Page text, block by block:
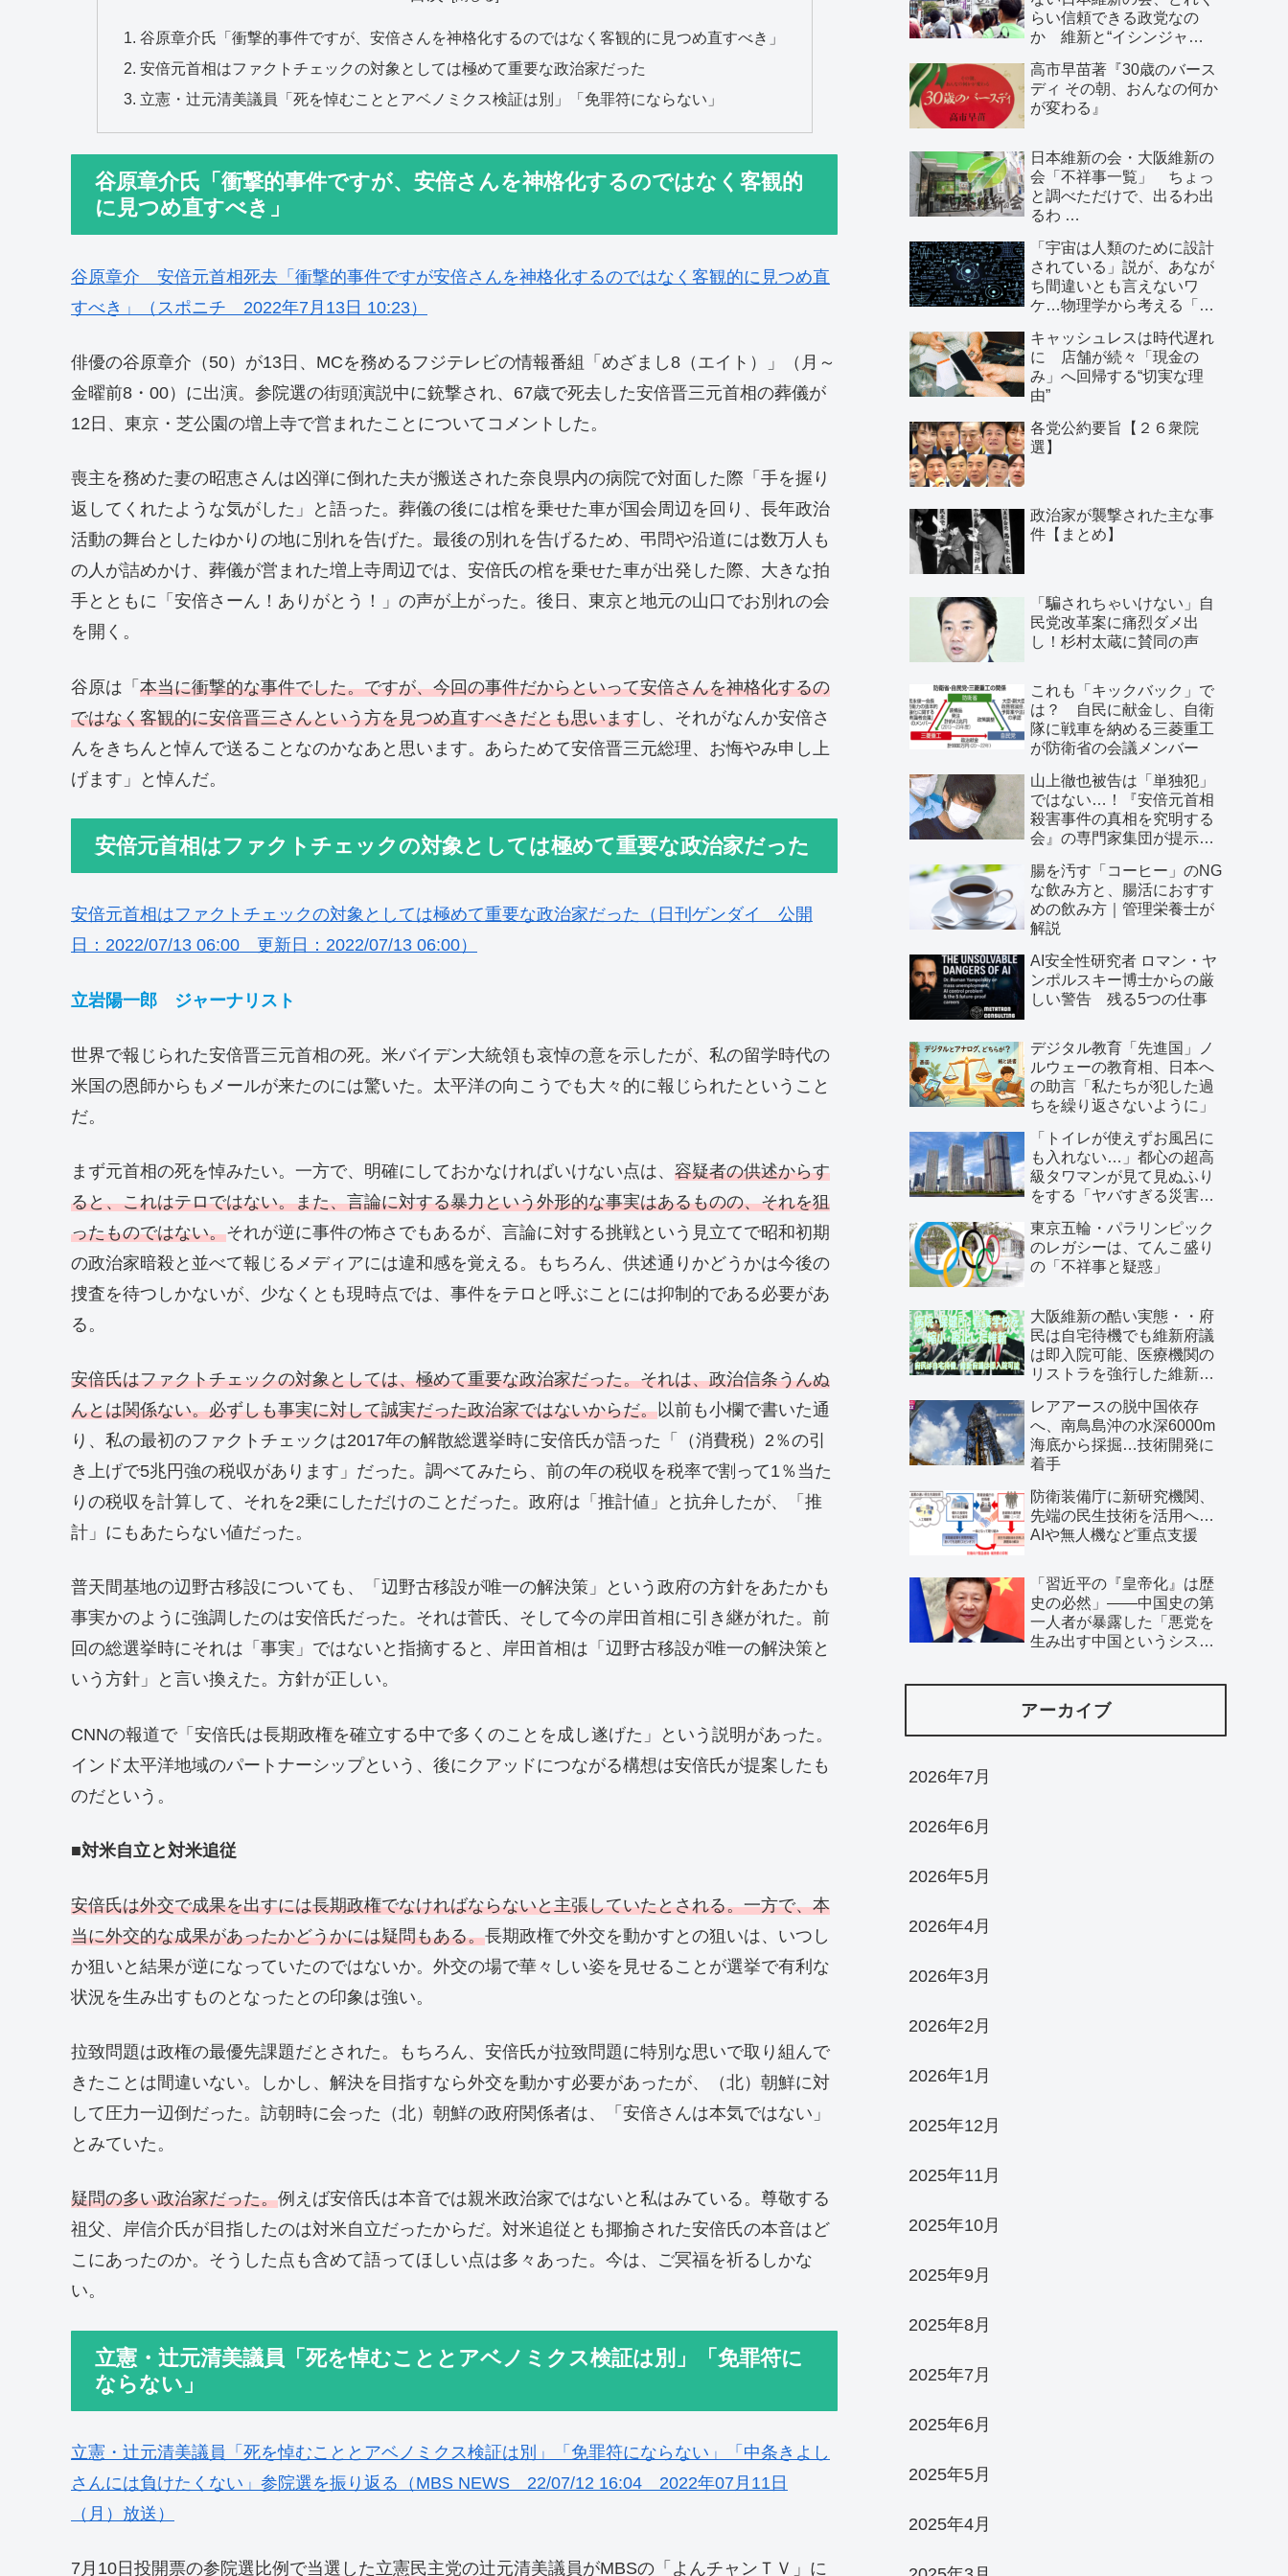
谷原章介氏「衝撃的事件ですが、安倍さんを神格化するのではなく客観的に見つめ直すべき」
安倍元首相はファクトチェックの対象としては極めて重要な政治家だった
立憲・辻元清美議員「死を悼むこととアベノミクス検証は別」「免罪符にならない」
谷原章介氏「衝撃的事件ですが、安倍さんを神格化するのではなく客観的
に見つめ直すべき」
谷原章介 安倍元首相死去「衝撃的事件ですが安倍さんを神格化するのではなく客観的に見つめ直
すべき」（スポニチ 2022年7月13日 10:23）
俳優の谷原章介（50）が13日、MCを務めるフジテレビの情報番組「めざまし8（エイト）」（月～
金曜前8・00）に出演。参院選の街頭演説中に銃撃され、67歳で死去した安倍晋三元首相の葬儀が
12日、東京・芝公園の増上寺で営まれたことについてコメントした。
喪主を務めた妻の昭恵さんは凶弾に倒れた夫が搬送された奈良県内の病院で対面した際「手を握り
返してくれたような気がした」と語った。葬儀の後には棺を乗せた車が国会周辺を回り、長年政治
活動の舞台としたゆかりの地に別れを告げた。最後の別れを告げるため、弔問や沿道には数万人も
の人が詰めかけ、葬儀が営まれた増上寺周辺では、安倍氏の棺を乗せた車が出発した際、大きな拍
手とともに「安倍さーん！ありがとう！」の声が上がった。後日、東京と地元の山口でお別れの会
を開く。
谷原は「 本当に衝撃的な事件でした。ですが、今回の事件だからといって安倍さんを神格化するの
ではなく客観的に安倍晋三さんという方を見つめ直すべきだとも思います し、それがなんか安倍さ
んをきちんと悼んで送ることなのかなあと思います。あらためて安倍晋三元総理、お悔やみ申し上
げます」と悼んだ。
安倍元首相はファクトチェックの対象としては極めて重要な政治家だった
安倍元首相はファクトチェックの対象としては極めて重要な政治家だった（日刊ゲンダイ 公開
日：2022/07/13 06:00 更新日：2022/07/13 06:00）
立岩陽一郎 ジャーナリスト
世界で報じられた安倍晋三元首相の死。米バイデン大統領も哀悼の意を示したが、私の留学時代の
米国の恩師からもメールが来たのには驚いた。太平洋の向こうでも大々的に報じられたということ
だ。
まず元首相の死を悼みたい。一方で、明確にしておかなければいけない点は、 容疑者の供述からす
ると、これはテロではない。また、言論に対する暴力という外形的な事実はあるものの、それを狙
ったものではない。それが逆に事件の怖さでもあるが、言論に対する挑戦という見立てで昭和初期
の政治家暗殺と並べて報じるメディアには違和感を覚える。もちろん、供述通りかどうかは今後の
捜査を待つしかないが、少なくとも現時点では、事件をテロと呼ぶことには抑制的である必要があ
る。
安倍氏はファクトチェックの対象としては、極めて重要な政治家だった。それは、政治信条うんぬ
んとは関係ない。必ずしも事実に対して誠実だった政治家ではないからだ。以前も小欄で書いた通
り、私の最初のファクトチェックは2017年の解散総選挙時に安倍氏が語った「（消費税）2％の引
き上げで5兆円強の税収があります」だった。調べてみたら、前の年の税収を税率で割って1％当た
りの税収を計算して、それを2乗にしただけのことだった。政府は「推計値」と抗弁したが、「推
計」にもあたらない値だった。
普天間基地の辺野古移設についても、「辺野古移設が唯一の解決策」という政府の方針をあたかも
事実かのように強調したのは安倍氏だった。それは菅氏、そして今の岸田首相に引き継がれた。前
回の総選挙時にそれは「事実」ではないと指摘すると、岸田首相は「辺野古移設が唯一の解決策と
いう方針」と言い換えた。方針が正しい。
CNNの報道で「安倍氏は長期政権を確立する中で多くのことを成し遂げた」という説明があった。
インド太平洋地域のパートナーシップという、後にクアッドにつながる構想は安倍氏が提案したも
のだという。
■対米自立と対米追従
安倍氏は外交で成果を出すには長期政権でなければならないと主張していたとされる。一方で、本
当に外交的な成果があったかどうかには疑問もある。長期政権で外交を動かすとの狙いは、いつし
か狙いと結果が逆になっていたのではないか。外交の場で華々しい姿を見せることが選挙で有利な
状況を生み出すものとなったとの印象は強い。
拉致問題は政権の最優先課題だとされた。もちろん、安倍氏が拉致問題に特別な思いで取り組んで
きたことは間違いない。しかし、解決を目指すなら外交を動かす必要があったが、（北）朝鮮に対
して圧力一辺倒だった。訪朝時に会った（北）朝鮮の政府関係者は、「安倍さんは本気ではない」
とみていた。
疑問の多い政治家だった。例えば安倍氏は本音では親米政治家ではないと私はみている。尊敬する
祖父、岸信介氏が目指したのは対米自立だったからだ。対米追従とも揶揄された安倍氏の本音はど
こにあったのか。そうした点も含めて語ってほしい点は多々あった。今は、ご冥福を祈るしかな
い。
立憲・辻元清美議員「死を悼むこととアベノミクス検証は別」「免罪符に
ならない」
立憲・辻元清美議員「死を悼むこととアベノミクス検証は別」「免罪符にならない」「中条きよし
さんには負けたくない」参院選を振り返る（MBS NEWS 22/07/12 16:04 2022年07月11日
（月）放送）
7月10日投開票の参院選比例で当選した立憲民主党の辻元清美議員がMBSの「よんチャンＴＶ」に
らい信頼できる政党なの
か 維新と“イシンジャ
る、大阪で起きていること
高市早苗著『30歳のバース
ディ その朝、おんなの何か
が変わる』
日本維新の会・大阪維新の
会「不祥事一覧」 ちょっ
と調べただけで、出るわ出
るわ …
「宇宙は人類のために設計
されている」説が、あなが
ち間違いとも言えないワ
ケ…物理学から考える「こ
キャッシュレスは時代遅れ
に 店舗が続々「現金の
み」へ回帰する“切実な理
由”
各党公約要旨【２６衆院
選】
政治家が襲撃された主な事
件【まとめ】
「騙されちゃいけない」自
民党改革案に痛烈ダメ出
し！杉村太蔵に賛同の声
これも「キックバック」で
は？ 自民に献金し、自衛
隊に戦車を納める三菱重工
が防衛省の会議メンバー
山上徹也被告は「単独犯」
ではない…！『安倍元首相
殺害事件の真相を究明する
会』の専門家集団が提示し
腸を汚す「コーヒー」のNG
な飲み方と、腸活におすす
めの飲み方｜管理栄養士が
解説
AI安全性研究者 ロマン・ヤ
ンポルスキー博士からの厳
しい警告 残る5つの仕事
デジタル教育「先進国」ノ
ルウェーの教育相、日本へ
の助言「私たちが犯した過
ちを繰り返さないように」
「トイレが使えずお風呂に
も入れない…」都心の超高
級タワマンが見て見ぬふり
をする「ヤバすぎる災害リ
東京五輪・パラリンピック
のレガシーは、てんこ盛り
の「不祥事と疑惑」
大阪維新の酷い実態・・府
民は自宅待機でも維新府議
は即入院可能、医療機関の
リストラを強行した維新、
開催…
レアアースの脱中国依存
へ、南鳥島沖の水深6000m
海底から採掘…技術開発に
着手
防衛装備庁に新研究機関、
先端の民生技術を活用へ…
AIや無人機など重点支援
「習近平の『皇帝化』は歴
史の必然」――中国史の第
一人者が暴露した「悪党を
生み出す中国というシステ
アーカイブ
2026年7月
2026年6月
2026年5月
2026年4月
2026年3月
2026年2月
2026年1月
2025年12月
2025年11月
2025年10月
2025年9月
2025年8月
2025年7月
2025年6月
2025年5月
2025年4月